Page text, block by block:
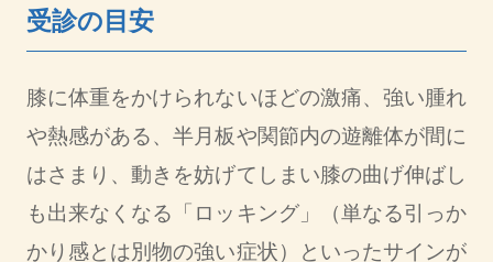
受診の目安
膝に体重をかけられないほどの激痛、強い腫れ
や熱感がある、半月板や関節内の遊離体が間に
はさまり、動きを妨げてしまい膝の曲げ伸ばし
も出来なくなる「ロッキング」（単なる引っか
かり感とは別物の強い症状）といったサインが